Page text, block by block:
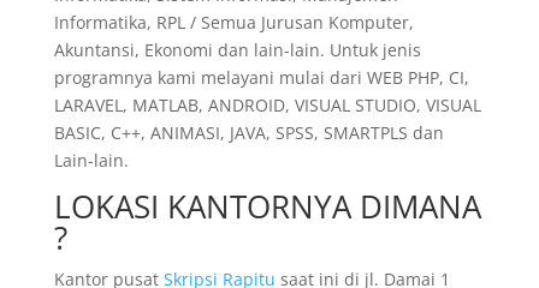
Informatika, RPL / Semua Jurusan Komputer,
Akuntansi, Ekonomi dan lain-lain. Untuk jenis
programnya kami melayani mulai dari WEB PHP, CI,
LARAVEL, MATLAB, ANDROID, VISUAL STUDIO, VISUAL
BASIC, C++, ANIMASI, JAVA, SPSS, SMARTPLS dan
Lain-lain.
LOKASI KANTORNYA DIMANA
?
Kantor pusat Skripsi Rapitu saat ini di jl. Damai 1